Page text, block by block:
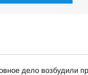
дело возбудили